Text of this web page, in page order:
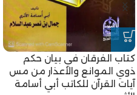
كتاب الفرقان في بيان حكم
ذوي الموانع والأعذار من مس
آيات القرآن للكاتب أبي أسامة